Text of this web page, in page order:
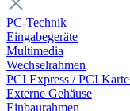
PC-Technik
Eingabegeräte
Multimedia
Wechselrahmen
PCI Express / PCI
Externe Gehäuse
Einbaurahmen